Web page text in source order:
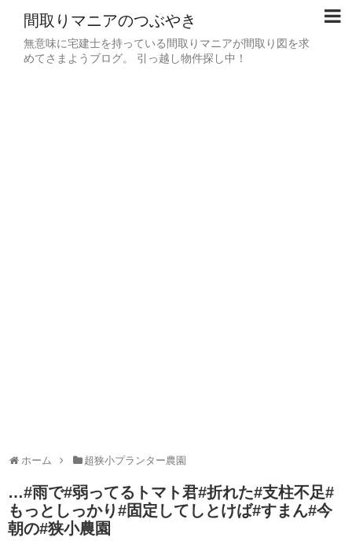
間取りマニアのつぶやき
無意味に宅建士を持っている間取りマニアが間取り図を求
めてさまようブログ。 引っ越し物件探し中！
ホーム 超狭小プランター農園
…#雨で#弱ってるトマト君#折れた#支柱不足#
もっとしっかり#固定してしとけば#すまん#今
朝の#狭小農園